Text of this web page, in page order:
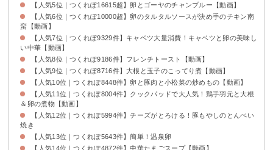
【人気5位｜つくれぽ16615超】卵とゴーヤのチャンプルー【動画】
【人気6位｜つくれぽ10000超】卵のタルタルソースが決め手のチキン南
蛮【動画】
【人気7位｜つくれぽ9329件】キャベツ大量消費！キャベツと卵の美味し
い中華【動画】
【人気8位｜つくれぽ9186件】フレンチトースト【動画】
【人気9位｜つくれぽ8716件】大根と玉子のこってり煮【動画】
【人気10位｜つくれぽ8448件】卵と豚肉と小松菜の炒めもの【動画】
【人気11位｜つくれぽ8004件】クックパッドで大人気！鶏手羽元と大根
＆卵の煮物【動画】
【人気12位｜つくれぽ5994件】チーズがとろける！豚もやしのとんぺい
焼き
【人気13位｜つくれぽ5643件】簡単！温泉卵
【人気14位｜つくれぽ4872件】中華たまごスープ【動画】